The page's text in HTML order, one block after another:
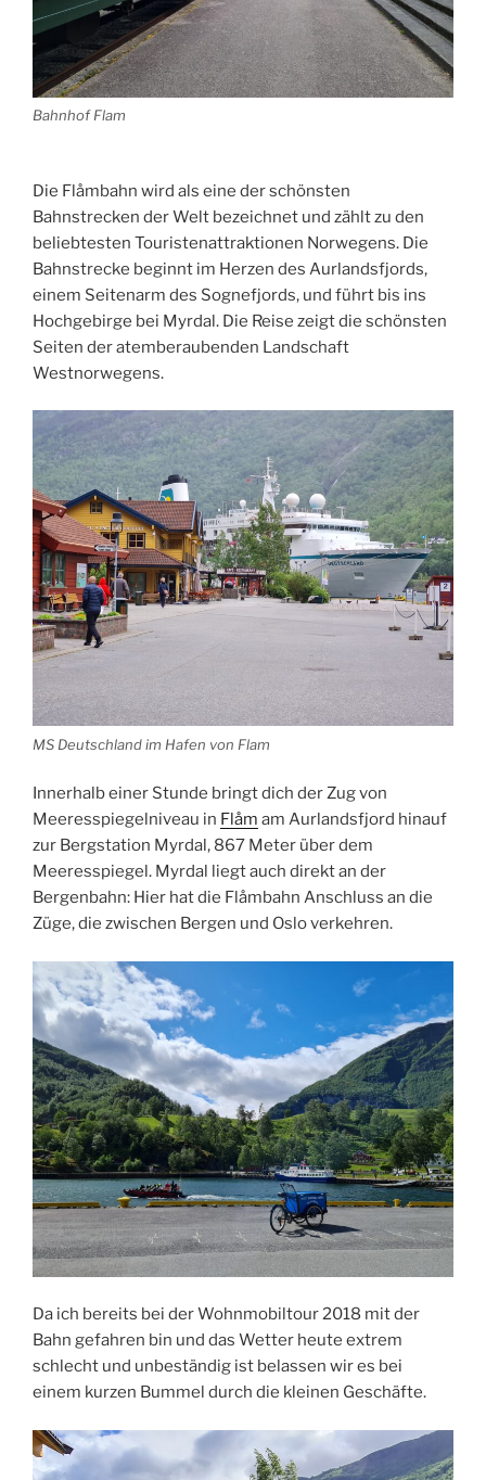
Bahnhof Flam
Die Flåmbahn wird als eine der schönsten
Bahnstrecken der Welt bezeichnet und zählt zu den
beliebtesten Touristenattraktionen Norwegens. Die
Bahnstrecke beginnt im Herzen des Aurlandsfjords,
einem Seitenarm des Sognefjords, und führt bis ins
Hochgebirge bei Myrdal. Die Reise zeigt die schönsten
Seiten der atemberaubenden Landschaft
Westnorwegens.
MS Deutschland im Hafen von Flam
Innerhalb einer Stunde bringt dich der Zug von
Meeresspiegelniveau in Flåm am Aurlandsfjord hinauf
zur Bergstation Myrdal, 867 Meter über dem
Meeresspiegel. Myrdal liegt auch direkt an der
Bergenbahn: Hier hat die Flåmbahn Anschluss an die
Züge, die zwischen Bergen und Oslo verkehren.
Da ich bereits bei der Wohnmobiltour 2018 mit der
Bahn gefahren bin und das Wetter heute extrem
schlecht und unbeständig ist belassen wir es bei
einem kurzen Bummel durch die kleinen Geschäfte.